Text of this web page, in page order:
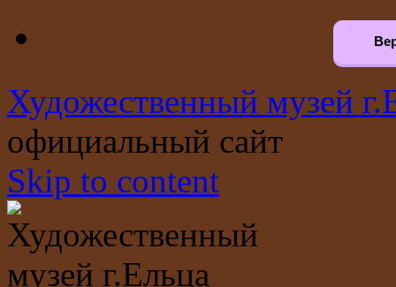
Художественный музей
официальный сайт
Skip to content